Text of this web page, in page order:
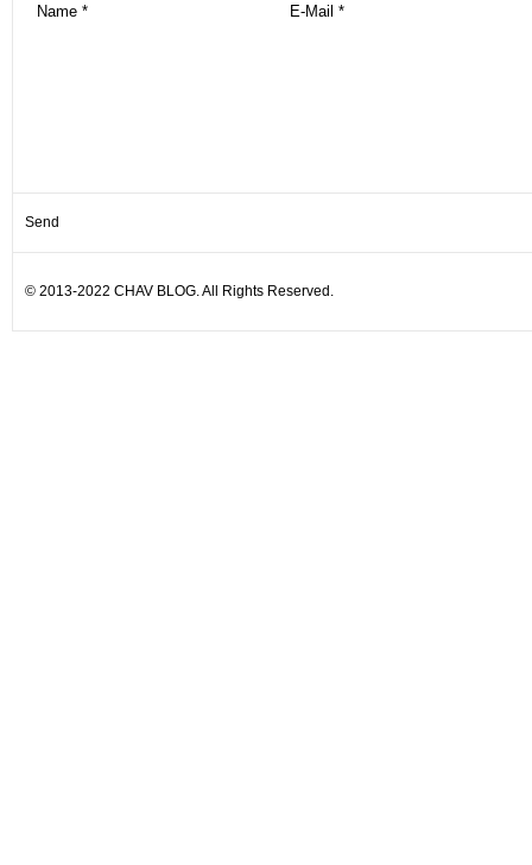
© 2013-2022 CHAV BLOG. All Rights Reserved.